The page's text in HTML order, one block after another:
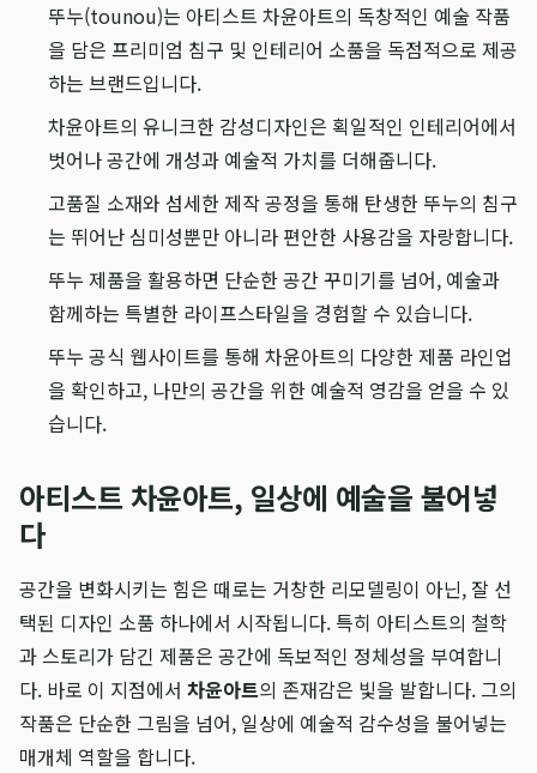
뚜누(tounou)는 아티스트 차윤아트의 독창적인 예술 작품
을 담은 프리미엄 침구 및 인테리어 소품을 독점적으로 제공
하는 브랜드입니다.
차윤아트의 유니크한 감성디자인은 획일적인 인테리어에서
벗어나 공간에 개성과 예술적 가치를 더해줍니다.
고품질 소재와 섬세한 제작 공정을 통해 탄생한 뚜누의 침구
는 뛰어난 심미성뿐만 아니라 편안한 사용감을 자랑합니다.
뚜누 제품을 활용하면 단순한 공간 꾸미기를 넘어, 예술과
함께하는 특별한 라이프스타일을 경험할 수 있습니다.
뚜누 공식 웹사이트를 통해 차윤아트의 다양한 제품 라인업
을 확인하고, 나만의 공간을 위한 예술적 영감을 얻을 수 있
습니다.
아티스트 차윤아트, 일상에 예술을 불어넣
다
공간을 변화시키는 힘은 때로는 거창한 리모델링이 아닌, 잘 선
택된 디자인 소품 하나에서 시작됩니다. 특히 아티스트의 철학
과 스토리가 담긴 제품은 공간에 독보적인 정체성을 부여합니
다. 바로 이 지점에서 차윤아트의 존재감은 빛을 발합니다. 그의
작품은 단순한 그림을 넘어, 일상에 예술적 감수성을 불어넣는
매개체 역할을 합니다.